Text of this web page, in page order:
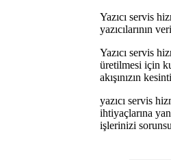
Yazıcı servis
yazıcılarının
Yazıcı servis
üretilmesi için
akışınızın
yazıcı servis
ihtiyaçlarına
işlerinizi